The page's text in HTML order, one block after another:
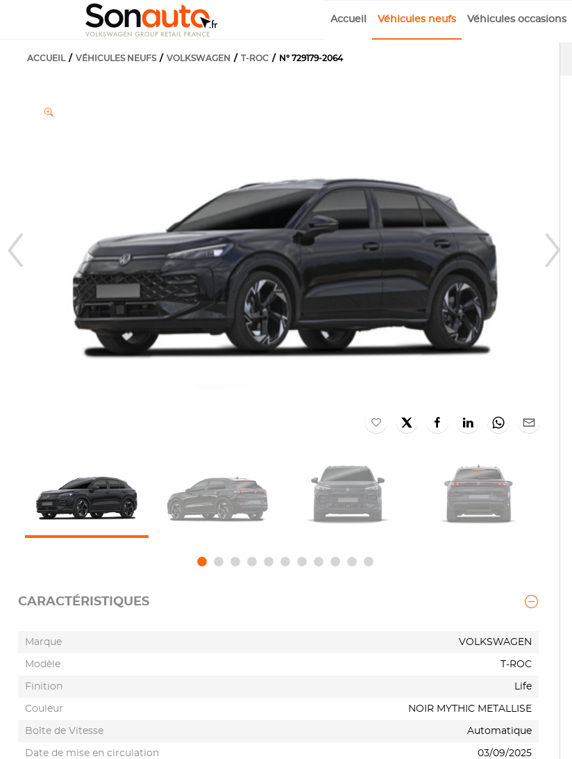
Accueil Véhicules neufs Véhicules occasions
ACCUEIL VÉHICULES NEUFS VOLKSWAGEN T-ROC N° 729179-2064
CARACTÉRISTIQUES
Marque VOLKSWAGEN
Modèle T-ROC
Finition Life
Couleur NOIR MYTHIC METALLISE
Boîte de Vitesse Automatique
Date de mise en circulation 03/09/2025